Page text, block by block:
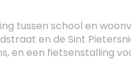
tussen school en
en de Sint
en een fietsenstalling